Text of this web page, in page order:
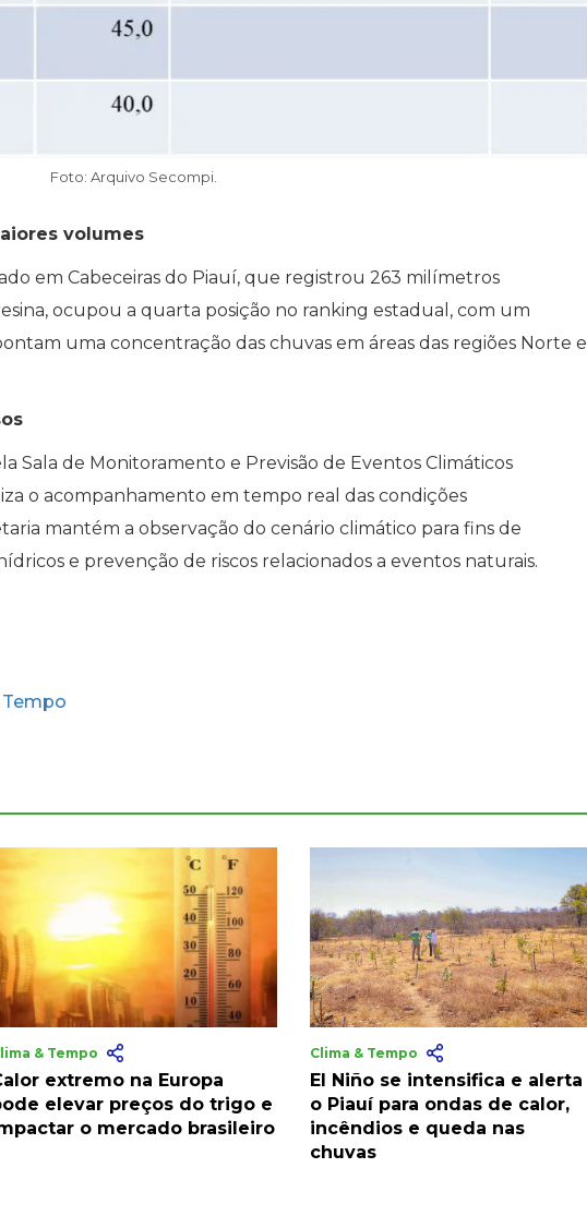
Foto: Arquivo Secompi.
volumes
em Cabeceiras do Piauí, que registrou 263 milímetros
ocupou a quarta posição no ranking estadual, com um
uma concentração das chuvas em áreas das regiões Norte e
Sala de Monitoramento e Previsão de Eventos Climáticos
o acompanhamento em tempo real das condições
mantém a observação do cenário climático para fins de
e prevenção de riscos relacionados a eventos naturais.
Tempo
& Tempo
extremo na Europa
elevar preços do trigo e
o mercado brasileiro
Clima & Tempo
El Niño se intensifica e alerta
o Piauí para ondas de calor,
incêndios e queda nas
chuvas